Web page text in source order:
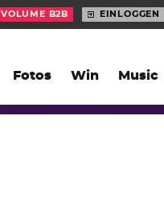
Fotos Win Music
VOLUME B2B EINLOGGEN